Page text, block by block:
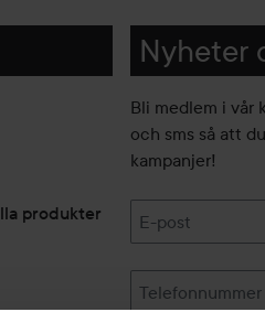
produkter
Nyheter
Bli medlem i vår
och sms så att
kampanjer!
E-post
Telefonnummer